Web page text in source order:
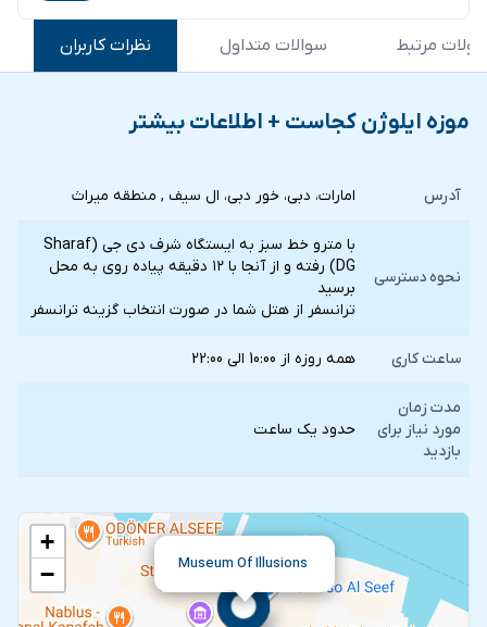
مرتبط سوالات متداول نظرات کاربران
موزه ایلوژن کجاست + اطلاعات بیشتر
آدرس امارات، دبی، خور دبی، ال سیف , منطقه میراث
نحوه دسترسی
با مترو خط سبز به ایستگاه شرف دی جی (Sharaf
DG) رفته و از آنجا با ۱۲ دقیقه پیاده روی به محل
برسید
ترانسفر از هتل شما در صورت انتخاب گزينه ترانسفر
ساعت کاری همه روزه از 10:00 الی 22:00
مدت زمان
مورد نیاز برای
بازدید
حدود یک ساعت
Museum Of Illusions
+
−